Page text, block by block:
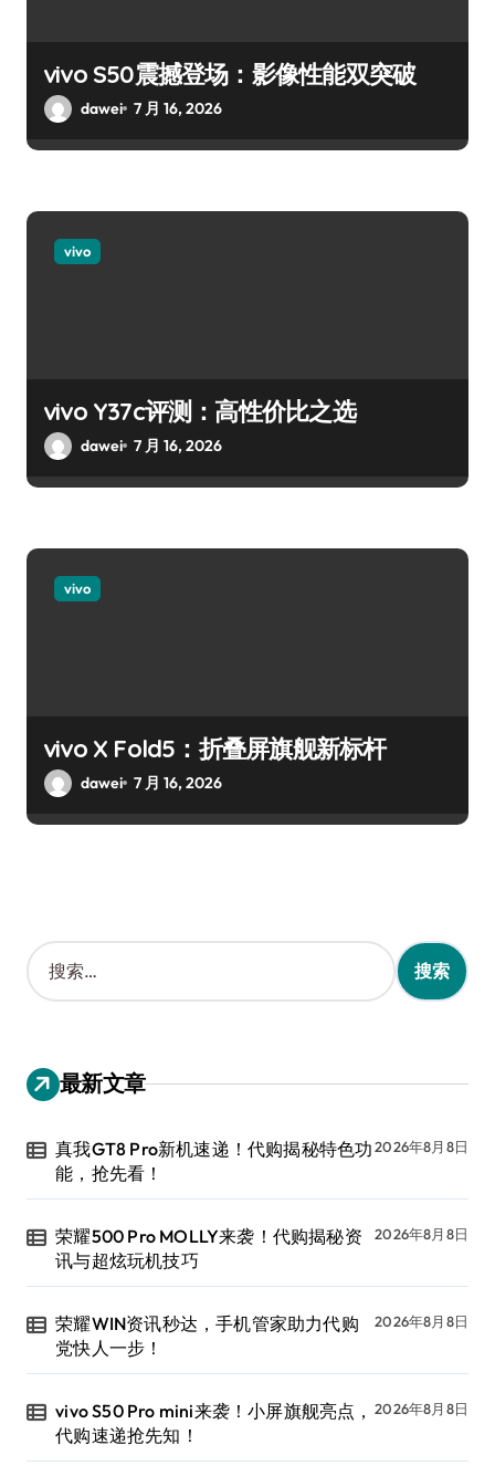
vivo S50震撼登场：影像性能双突破
dawei 7 月 16, 2026
vivo
vivo Y37c评测：高性价比之选
dawei 7 月 16, 2026
vivo
vivo X Fold5：折叠屏旗舰新标杆
dawei 7 月 16, 2026
搜
索
：
最新文章
真我GT8 Pro新机速递！代购揭秘特色功
能，抢先看！
2026年8月8日
荣耀500 Pro MOLLY来袭！代购揭秘资
讯与超炫玩机技巧
2026年8月8日
荣耀WIN资讯秒达，手机管家助力代购
党快人一步！
2026年8月8日
vivo S50 Pro mini来袭！小屏旗舰亮点，
代购速递抢先知！
2026年8月8日